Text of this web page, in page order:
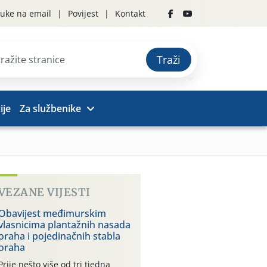
na email Povijest Kontakt
Traži
Za službenike
VIJESTI
međimurskim
plantažnih nasada
i pojedinačnih stabla
nešto više od tri tjedna